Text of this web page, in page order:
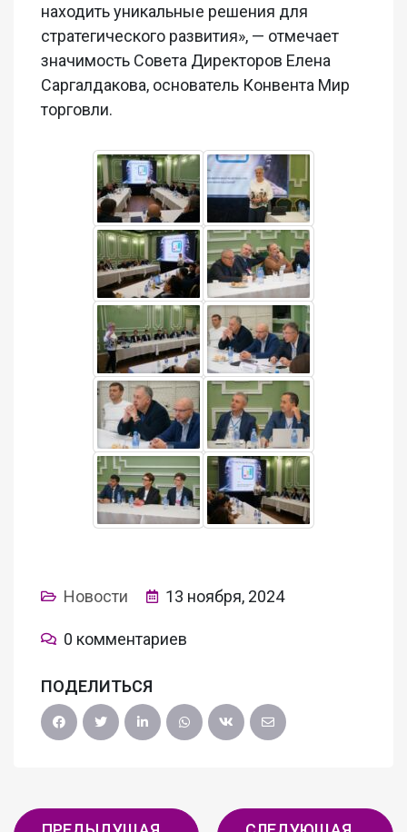
находить уникальные решения для
стратегического развития», — отмечает
значимость Совета Директоров Елена
Саргалдакова, основатель Конвента Мир
торговли.
Новости 13 ноября, 2024
0 комментариев
ПОДЕЛИТЬСЯ